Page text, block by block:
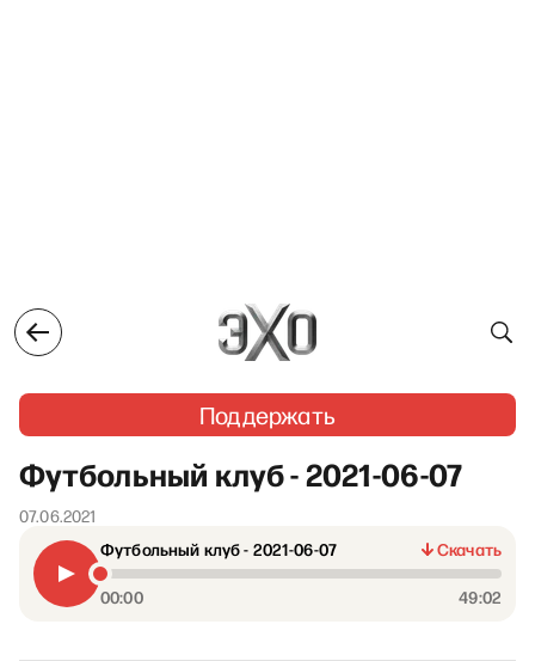
Поддержать
Футбольный клуб - 2021-06-07
07.06.2021
Футбольный клуб - 2021-06-07
Скачать
00:00 49:02